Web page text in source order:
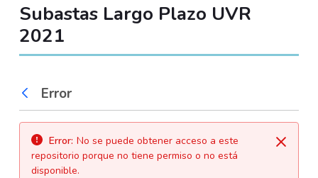
Subastas Largo Plazo UVR
2021
Atrás
Error
Cerrar
Error: No se puede obtener acceso a este
repositorio porque no tiene permiso o no está
disponible.